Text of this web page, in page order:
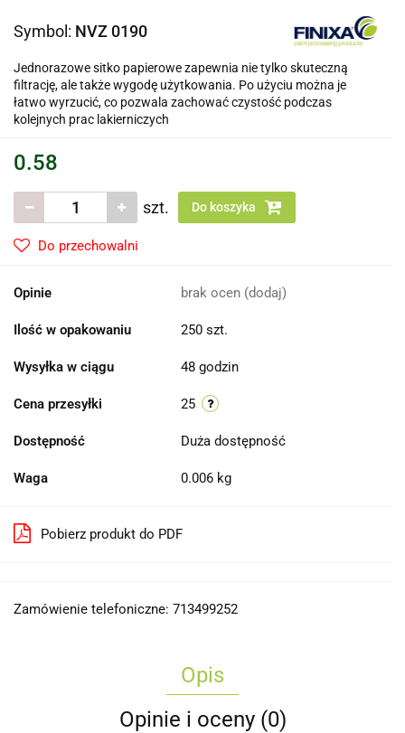
Symbol: NVZ 0190
Jednorazowe sitko papierowe zapewnia nie tylko skuteczną
filtrację, ale także wygodę użytkowania. Po użyciu można je
łatwo wyrzucić, co pozwala zachować czystość podczas
kolejnych prac lakierniczych
0.58
szt. Do koszyka
Do przechowalni
Opinie brak ocen (dodaj)
Ilość w opakowaniu 250 szt.
Wysyłka w ciągu 48 godzin
Cena przesyłki 25
Dostępność Duża dostępność
Waga 0.006 kg
Pobierz produkt do PDF
Zamówienie telefoniczne: 713499252
Opis
Opinie i oceny (0)